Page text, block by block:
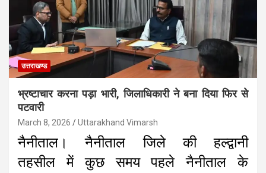
उत्तराखण्ड
भ्रष्टाचार करना पड़ा भारी, जिलाधिकारी ने बना दिया फिर से
पटवारी
March 8, 2026 Uttarakhand Vimarsh
नैनीताल। नैनीताल जिले की हल्द्वानी
तहसील में कुछ समय पहले नैनीताल के